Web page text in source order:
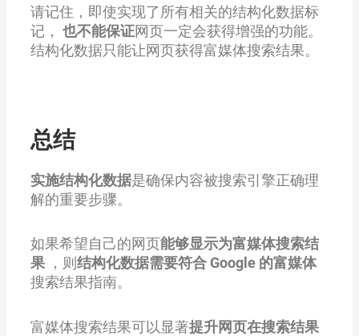
请记住，即使实现了所有相关的结构化数据标
记， 也不能保证网页一定会获得增强的功能。
结构化数据只能让网页获得富媒体搜索结果。
总结
实施结构化数据是确保内容被搜索引擎正确理
解的重要步骤。
如果希望自己的网页能够显示为富媒体搜索结
果，则结构化数据需要符合 Google 的富媒体
搜索结果指南。
富媒体搜索结果可以显著提升网页在搜索结果